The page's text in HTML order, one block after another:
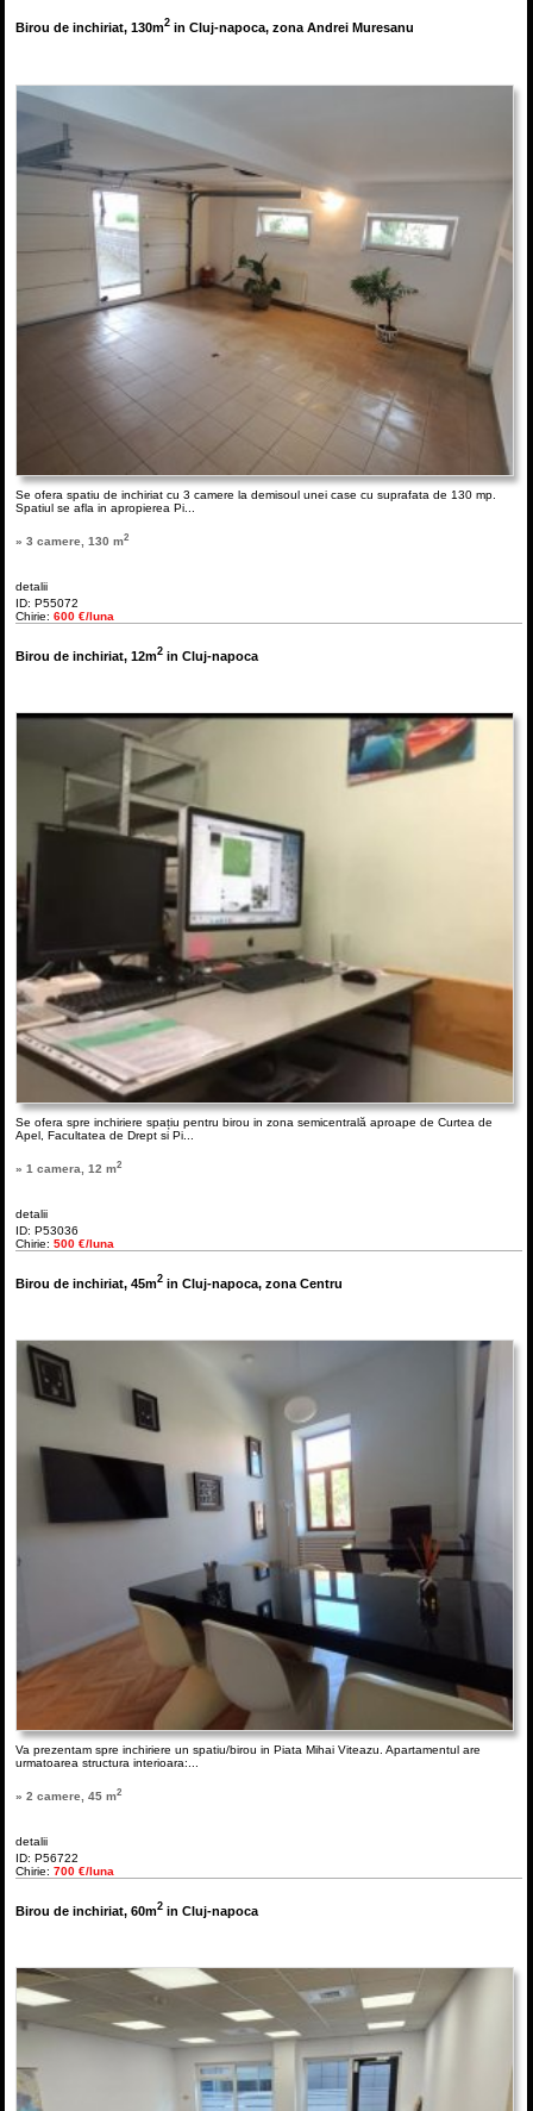
Birou de inchiriat, 130m2 in Cluj-napoca, zona Andrei Muresanu
Se ofera spatiu de inchiriat cu 3 camere la demisoul unei case cu suprafata de 130 mp.
Spatiul se afla in apropierea Pi...
» 3 camere, 130 m2
detalii
ID: P55072
Chirie:600 €/luna
Birou de inchiriat, 12m2 in Cluj-napoca
Se ofera spre inchiriere spațiu pentru birou in zona semicentrală aproape de Curtea de
Apel, Facultatea de Drept si Pi...
» 1 camera, 12 m2
detalii
ID: P53036
Chirie:500 €/luna
Birou de inchiriat, 45m2 in Cluj-napoca, zona Centru
Va prezentam spre inchiriere un spatiu/birou in Piata Mihai Viteazu. Apartamentul are
urmatoarea structura interioara:...
» 2 camere, 45 m2
detalii
ID: P56722
Chirie:700 €/luna
Birou de inchiriat, 60m2 in Cluj-napoca